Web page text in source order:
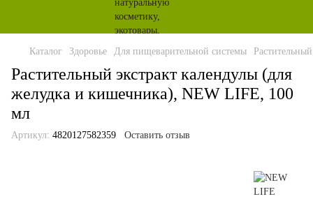
Каталог Здоровье Для пищеварительной системы
Растительный экстракт календулы (для
желудка и кишечника), NEW LIFE, 100
мл
Артикул: 4820127582359 Оставить отзыв